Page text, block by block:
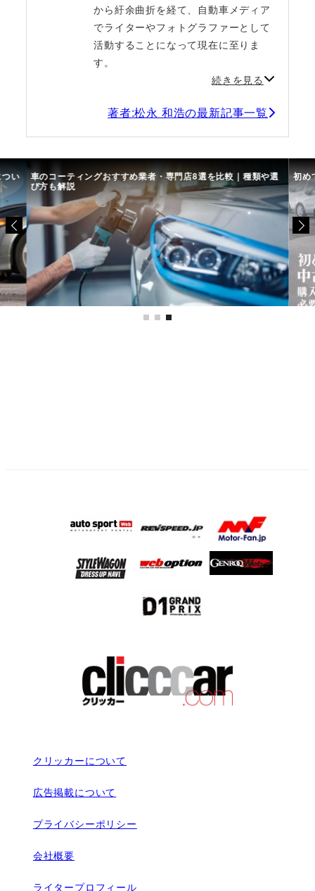
から紆余曲折を経て、自動車メディア
でライターやフォトグラファーとして
活動することになって現在に至りま
す。
続きを見る
著者:松永 和浩の最新記事一覧
い 車のコーティングおすすめ業者・専門店8選を比較｜種類や選
び方も解説
初め
クリッカーについて
広告掲載について
プライバシーポリシー
会社概要
ライタープロフィール